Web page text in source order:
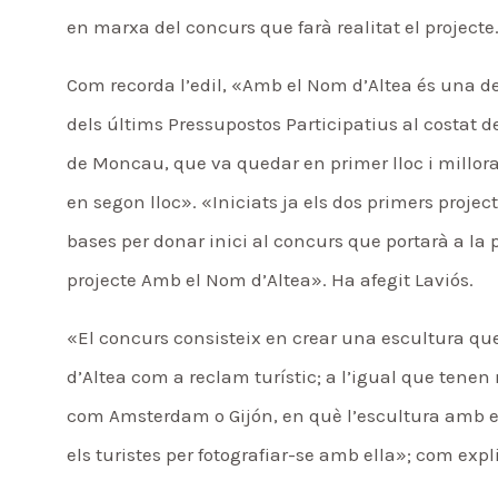
en marxa del concurs que farà realitat el projecte.
Com recorda l’edil, «Amb el Nom d’Altea és una
dels últims Pressupostos Participatius al costat
de Moncau, que va quedar en primer lloc i
en segon lloc». «Iniciats ja els dos primers
bases per donar inici al concurs que portarà a la
projecte Amb el Nom d’Altea». Ha afegit Laviós.
«El concurs consisteix en crear una escultura
d’Altea com a reclam turístic; a l’igual que
com Amsterdam o Gijón, en què l’escultura
els turistes per fotografiar-se amb ella»; com